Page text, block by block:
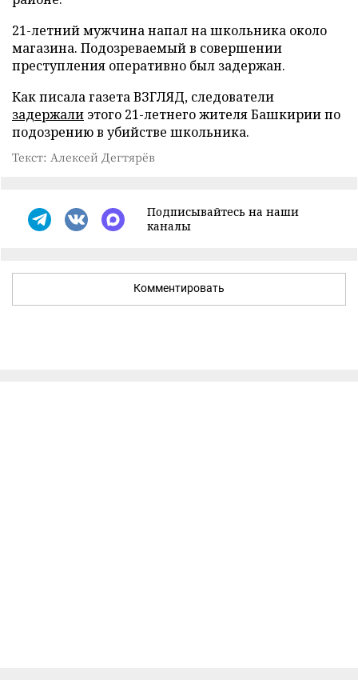
21-летний мужчина напал на школьника около
магазина. Подозреваемый в совершении
преступления оперативно был задержан.
Как писала газета ВЗГЛЯД, следователи
задержали этого 21-летнего жителя Башкирии по
подозрению в убийстве школьника.
Текст: Алексей Дегтярёв
Подписывайтесь на наши
каналы
Комментировать